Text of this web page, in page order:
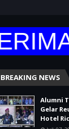
BREAKING NEWS
Alumni
Gelar
Hotel